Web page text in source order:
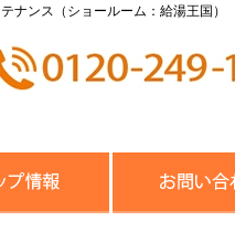
ナンス（ショールーム：給湯王国）